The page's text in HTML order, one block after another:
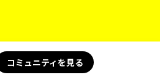
コミュニティを見る